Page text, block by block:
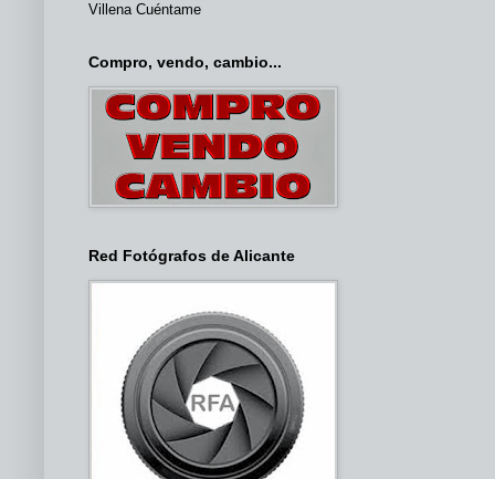
Villena Cuéntame
Compro, vendo, cambio...
Red Fotógrafos de Alicante